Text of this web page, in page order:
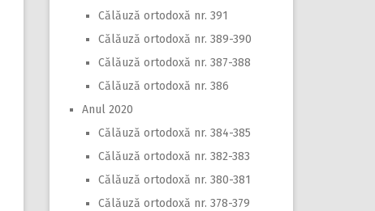
Călăuză ortodoxă nr. 391
Călăuză ortodoxă nr. 389-390
Călăuză ortodoxă nr. 387-388
Călăuză ortodoxă nr. 386
Anul 2020
Călăuză ortodoxă nr. 384-385
Călăuză ortodoxă nr. 382-383
Călăuză ortodoxă nr. 380-381
Călăuză ortodoxă nr. 378-379